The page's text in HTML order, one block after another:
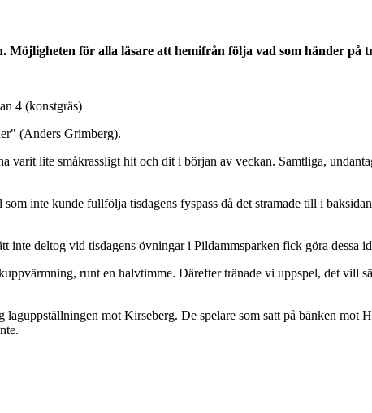
Möjligheten för alla läsare att hemifrån följa vad som händer
4 (konstgräs)
(Anders Grimberg).
varit lite småkrassligt hit och dit i början av veckan. Samtliga,
inte kunde fullfölja tisdagens fyspass då det stramade till i
inte deltog vid tisdagens övningar i Pildammsparken fick göra dessa
runt en halvtimme. Därefter tränade vi uppspel, det vill
mot Kirseberg. De spelare som satt på bänken